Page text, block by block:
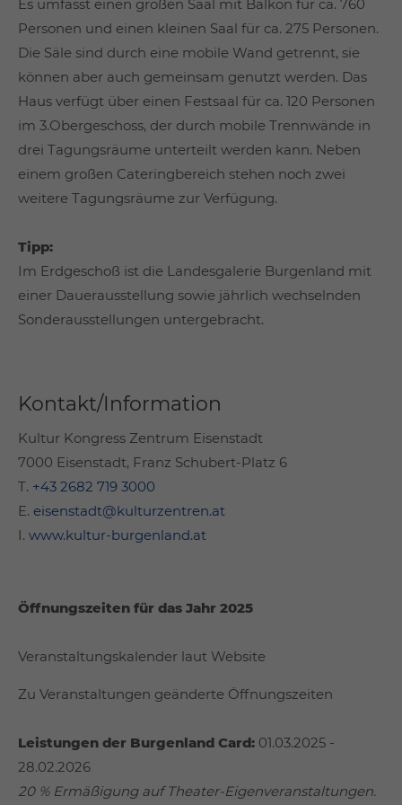
Es umfasst einen großen Saal mit Balkon für ca. 760
Personen und einen kleinen Saal für ca. 275 Personen.
Die Säle sind durch eine mobile Wand getrennt, sie
können aber auch gemeinsam genutzt werden. Das
Haus verfügt über einen Festsaal für ca. 120 Personen
im 3.Obergeschoss, der durch mobile Trennwände in
drei Tagungsräume unterteilt werden kann. Neben
einem großen Cateringbereich stehen noch zwei
weitere Tagungsräume zur Verfügung.
Tipp:
Im Erdgeschoß ist die Landesgalerie Burgenland mit
einer Dauerausstellung sowie jährlich wechselnden
Sonderausstellungen untergebracht.
Kontakt/Information
Kultur Kongress Zentrum Eisenstadt
7000 Eisenstadt, Franz Schubert-Platz 6
T. +43 2682 719 3000
E. eisenstadt@kulturzentren.at
I. www.kultur-burgenland.at
Öffnungszeiten für das Jahr 2025
Veranstaltungskalender laut Website
Zu Veranstaltungen geänderte Öffnungszeiten
Leistungen der Burgenland Card: 01.03.2025 -
28.02.2026
20 % Ermäßigung auf Theater-Eigenveranstaltungen.